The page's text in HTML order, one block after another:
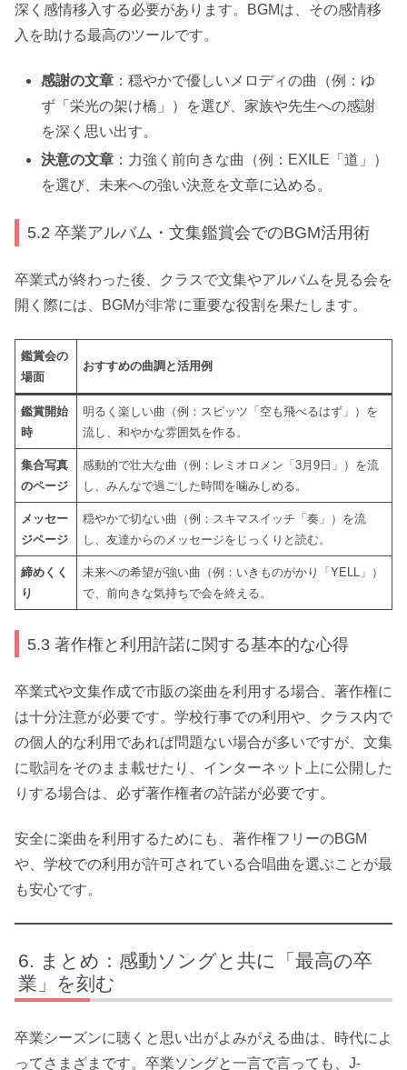
深く感情移入する必要があります。BGMは、その感情移
入を助ける最高のツールです。
感謝の文章 ：穏やかで優しいメロディの曲（例：ゆ
ず「栄光の架け橋」）を選び、家族や先生への感謝
を深く思い出す。
決意の文章 ：力強く前向きな曲（例：EXILE「道」）
を選び、未来への強い決意を文章に込める。
5.2 卒業アルバム・文集鑑賞会でのBGM活用術
卒業式が終わった後、クラスで文集やアルバムを見る会を
開く際には、BGMが非常に重要な役割を果たします。
鑑賞会の
場面
おすすめの曲調と活用例
鑑賞開始
時
明るく楽しい曲（例：スピッツ「空も飛べるはず」）を
流し、和やかな雰囲気を作る。
集合写真
のページ
感動的で壮大な曲（例：レミオロメン「3月9日」）を流
し、みんなで過ごした時間を噛みしめる。
メッセー
ジページ
穏やかで切ない曲（例：スキマスイッチ「奏」）を流
し、友達からのメッセージをじっくりと読む。
締めくく
り
未来への希望が強い曲（例：いきものがかり「YELL」）
で、前向きな気持ちで会を終える。
5.3 著作権と利用許諾に関する基本的な心得
卒業式や文集作成で市販の楽曲を利用する場合、著作権に
は十分注意が必要です。学校行事での利用や、クラス内で
の個人的な利用であれば問題ない場合が多いですが、文集
に歌詞をそのまま載せたり、インターネット上に公開した
りする場合は、必ず著作権者の許諾が必要です。
安全に楽曲を利用するためにも、著作権フリーのBGM
や、学校での利用が許可されている合唱曲を選ぶことが最
も安心です。
まとめ：感動ソングと共に「最高の卒
業」を刻む
卒業シーズンに聴くと思い出がよみがえる曲は、時代によ
ってさまざまです。卒業ソングと一言で言っても、J-